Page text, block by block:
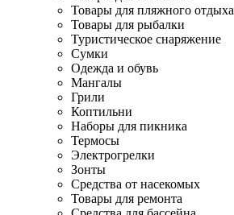
Товары для пляжного отдыха
Товары для рыбалки
Туристическое снаряжение
Сумки
Одежда и обувь
Мангалы
Грили
Коптильни
Наборы для пикника
Термосы
Электрогрелки
Зонты
Средства от насекомых
Товары для ремонта